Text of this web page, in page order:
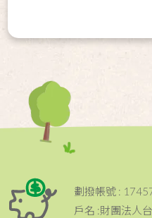
劃撥帳號 :
戶名 :財團法人